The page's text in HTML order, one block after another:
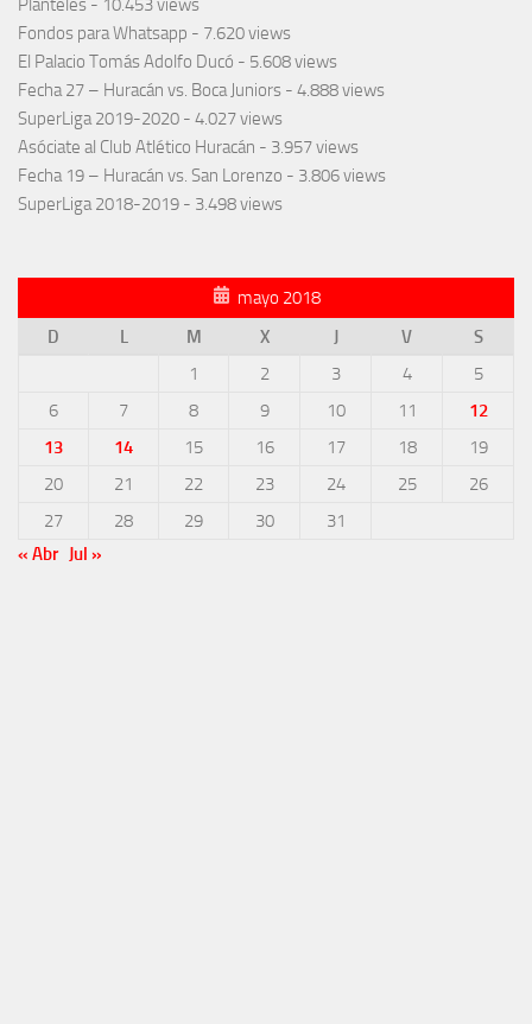
Fondos para Whatsapp - 7.620 views
El Palacio Tomás Adolfo Ducó - 5.608 views
Fecha 27 – Huracán vs. Boca Juniors - 4.888 views
SuperLiga 2019-2020 - 4.027 views
Asóciate al Club Atlético Huracán - 3.957 views
Fecha 19 – Huracán vs. San Lorenzo - 3.806 views
SuperLiga 2018-2019 - 3.498 views
mayo 2018
D
L M X J V
S
1
2 3 4
5
6
7 8 9 10 11
12
13
14 15 16 17 18
19
20
21 22 23 24 25
26
27
28 29 30
31
« Abr Jul »